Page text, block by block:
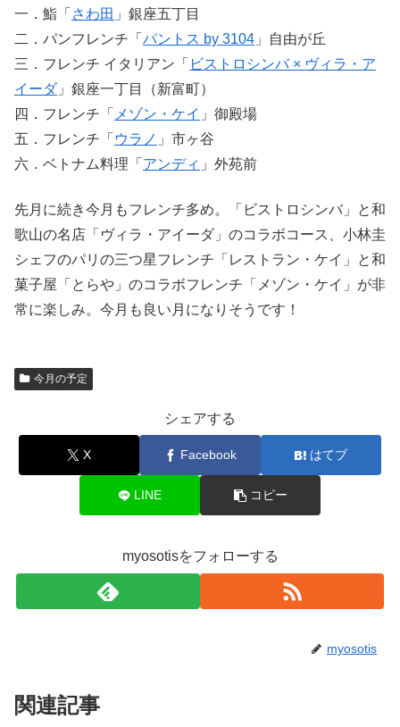
一．鮨「 さわ田 」銀座五丁目
二．パンフレンチ「 パントス by 3104 」自由が丘
三．フレンチ イタリアン「 ビストロシンバ × ヴィラ・ア
イーダ」銀座一丁目（新富町）
四．フレンチ「 メゾン・ケイ 」御殿場
五．フレンチ「 ウラノ 」市ヶ谷
六．ベトナム料理「 アンディ 」外苑前
先月に続き今月もフレンチ多め。「ビストロシンバ」と和
歌山の名店「ヴィラ・アイーダ」のコラボコース、小林圭
シェフのパリの三つ星フレンチ「レストラン・ケイ」と和
菓子屋「とらや」のコラボフレンチ「メゾン・ケイ」が非
常に楽しみ。今月も良い月になりそうです！
今月の予定
シェアする
X Facebook はてブ
LINE コピー
myosotisをフォローする
myosotis
関連記事